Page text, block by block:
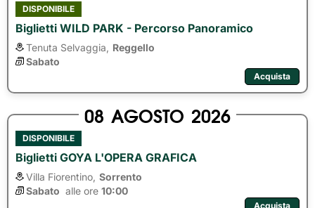
DISPONIBILE
Biglietti WILD PARK - Percorso Panoramico
Tenuta Selvaggia,
Reggello
Sabato
Acquista
08 AGOSTO 2026
DISPONIBILE
Biglietti GOYA L'OPERA GRAFICA
Villa Fiorentino, Sorrento
Sabato alle ore 10:00
Acquista